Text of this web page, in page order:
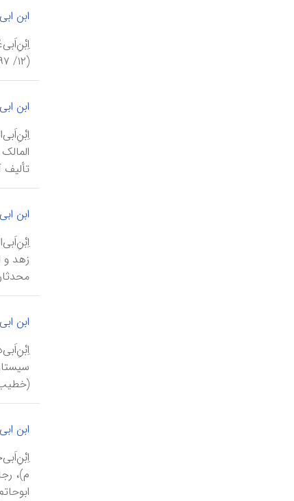
ابن
(۱۲/ ۹۷) وی ۹۰ سال عمر کرده بوده است و بر‌پایۀ این گزارش می‌بایست تولد ابن‌ابی‌عمر حدود سال ۱۵۳ ق رخ داده باشد.
ابن
تألیف آن را در ۶۵۵ ق
ابن
ابن
(خطیب، ۹/ ۴۶۴-۴۶۵). از آن پس همراه پدر به
ابن
م)،